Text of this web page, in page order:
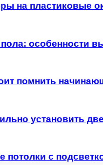
на пластиковые
особенности
помнить
установить
потолки с